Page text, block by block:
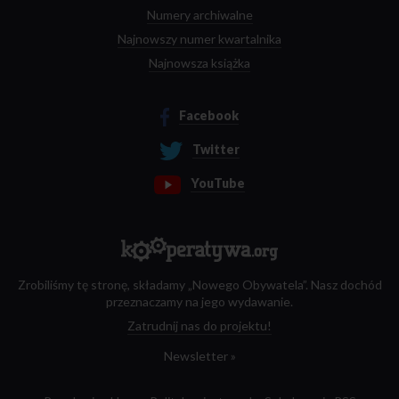
Numery archiwalne
Najnowszy numer kwartalnika
Najnowsza książka
Facebook
Twitter
YouTube
Zrobiliśmy tę stronę, składamy „Nowego Obywatela”. Nasz dochód
przeznaczamy na jego wydawanie.
Zatrudnij nas do projektu!
Newsletter »